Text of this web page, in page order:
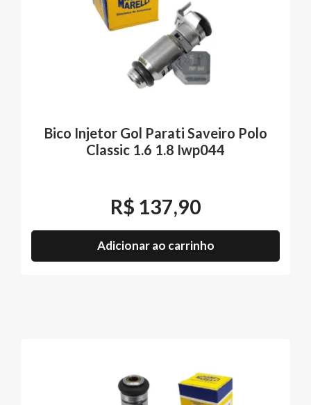
Bico Injetor Gol Parati Saveiro Polo
Classic 1.6 1.8 Iwp044
R$ 137,90
Adicionar ao carrinho